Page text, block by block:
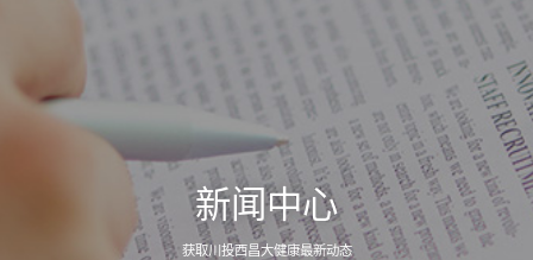
新闻中心
获取川投西昌大健康最新动态